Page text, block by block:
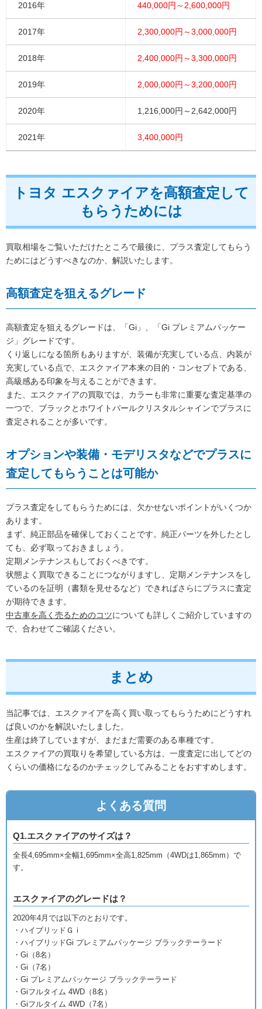
2016年 440,000円～2,600,000円
2017年 2,300,000円～3,000,000円
2018年 2,400,000円～3,300,000円
2019年 2,000,000円～3,200,000円
2020年 1,216,000円～2,642,000円
2021年 3,400,000円
トヨタ エスクァイアを高額査定して
もらうためには
買取相場をご覧いただけたところで最後に、プラス査定してもらう
ためにはどうすべきなのか、解説いたします。
高額査定を狙えるグレード
高額査定を狙えるグレードは、「Gi」、「Gi プレミアムパッケー
ジ」グレードです。
くり返しになる箇所もありますが、装備が充実している点、内装が
充実している点で、エスクァイア本来の目的・コンセプトである、
高級感ある印象を与えることができます。
また、エスクァイアの買取では、カラーも非常に重要な査定基準の
一つで、ブラックとホワイトパールクリスタルシャインでプラスに
査定されることが多いです。
オプションや装備・モデリスタなどでプラスに
査定してもらうことは可能か
プラス査定をしてもらうためには、欠かせないポイントがいくつか
あります。
まず、純正部品を確保しておくことです。純正パーツを外したとし
ても、必ず取っておきましょう。
定期メンテナンスもしておくべきです。
状態よく買取できることにつながりますし、定期メンテナンスをし
ているのを証明（書類を見せるなど）できればさらにプラスに査定
が期待できます。
中古車を高く売るためのコツについても詳しくご紹介していますの
で、合わせてご確認ください。
まとめ
当記事では、エスクァイアを高く買い取ってもらうためにどうすれ
ば良いのかを解説いたしました。
生産は終了していますが、まだまだ需要のある車種です。
エスクァイアの買取りを希望している方は、一度査定に出してどの
くらいの価格になるのかチェックしてみることをおすすめします。
よくある質問
Q1.エスクァイアのサイズは？
全長4,695mm×全幅1,695mm×全高1,825mm（4WDは1,865mm）で
す。
エスクァイアのグレードは？
2020年4月では以下のとおりです。
・ハイブリッドＧｉ
・ハイブリッドGi プレミアムパッケージ ブラックテーラード
・Gi（8名）
・Gi（7名）
・Gi プレミアムパッケージ ブラックテーラード
・Giフルタイム 4WD（8名）
・Giフルタイム 4WD（7名）